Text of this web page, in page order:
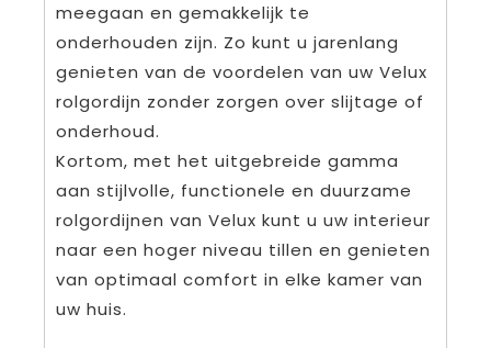
meegaan en gemakkelijk te
onderhouden zijn. Zo kunt u jarenlang
genieten van de voordelen van uw Velux
rolgordijn zonder zorgen over slijtage of
onderhoud.
Kortom, met het uitgebreide gamma
aan stijlvolle, functionele en duurzame
rolgordijnen van Velux kunt u uw interieur
naar een hoger niveau tillen en genieten
van optimaal comfort in elke kamer van
uw huis.